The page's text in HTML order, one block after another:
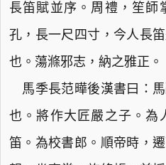
長笛賦並序。周禮，笙師
孔，長一尺四寸，今人長
也。蕩滌邪志，納之雅正。
馬季長范曄後漢書曰：
也。將作大匠嚴之子。為
笛。為校書郎。順帝時，